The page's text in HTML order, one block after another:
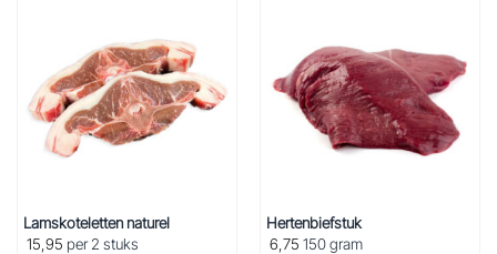
Lamskoteletten naturel
15,95 per 2 stuks
Hertenbiefstuk
6,75 150 gram